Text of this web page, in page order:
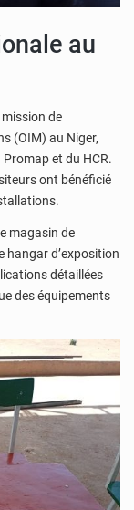
au
de
(OIM) au Niger,
et du HCR.
ont bénéficié
magasin de
hangar d’exposition
détaillées
des équipements